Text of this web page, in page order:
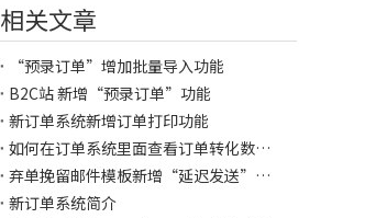
相关文章
“预录订单”增加批量导入功能
B2C站 新增“预录订单”功能
新订单系统新增订单打印功能
如何在订单系统里面查看订单转化数据？
弃单挽留邮件模板新增“延迟发送”时间设置项
新订单系统简介